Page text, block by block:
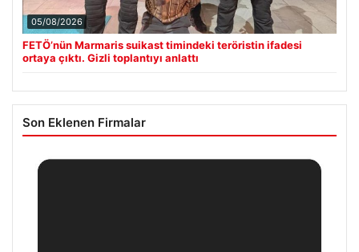
05/08/2026
FETÖ’nün Marmaris suikast timindeki teröristin ifadesi
ortaya çıktı. Gizli toplantıyı anlattı
Son Eklenen Firmalar